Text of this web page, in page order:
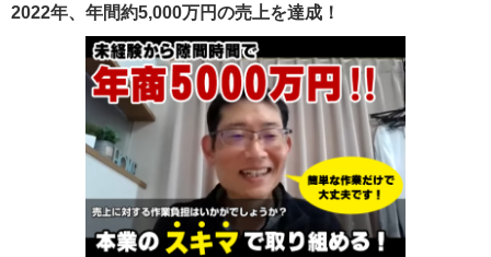
2022年、年間約5,000万円の売上を達成！